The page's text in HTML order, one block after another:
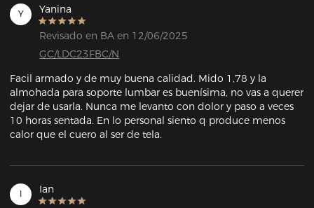
Y Yanina
Revisado en BA en 12/06/2025
GC/LDC23FBC/N
Facil armado y de muy buena calidad. Mido 1,78 y la
almohada para soporte lumbar es buenísima, no vas a querer
dejar de usarla. Nunca me levanto con dolor y paso a veces
10 horas sentada. En lo personal siento q produce menos
calor que el cuero al ser de tela.
I Ian